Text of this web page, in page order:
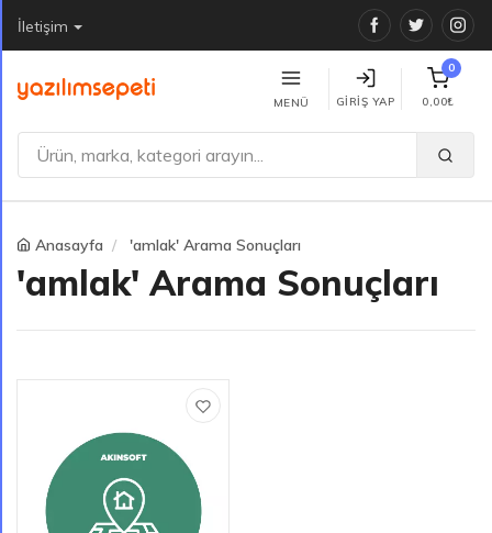
İletişim Facebook
Twitter
MENÜ GIRIŞ YAP
0
0,00₺
Anasayfa 'amlak' Arama Sonuçları
'amlak' Arama Sonuçları